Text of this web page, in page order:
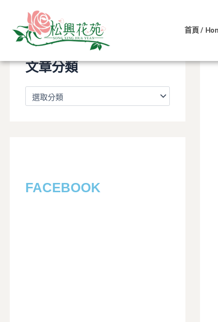
首頁 /
文章分類
章
分
類
FACEBOOK